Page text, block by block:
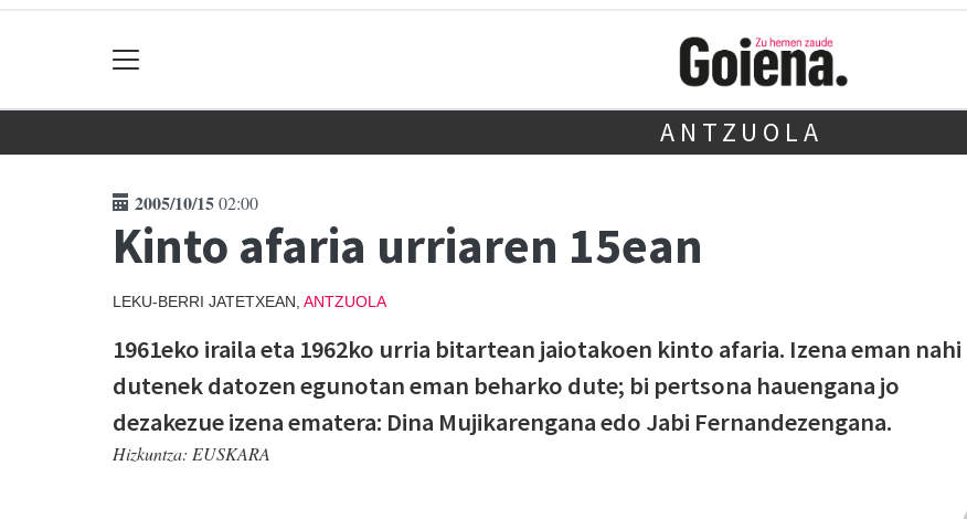
ANTZUOLA
2005/10/1502:00
Kinto afaria urriaren 15ean
LEKU-BERRI JATETXEAN, ANTZUOLA
1961eko iraila eta 1962ko urria bitartean jaiotakoen kinto afaria. Izena eman nahi
dutenek datozen egunotan eman beharko dute; bi pertsona hauengana jo
dezakezue izena ematera: Dina Mujikarengana edo Jabi Fernandezengana.
Hizkuntza: EUSKARA